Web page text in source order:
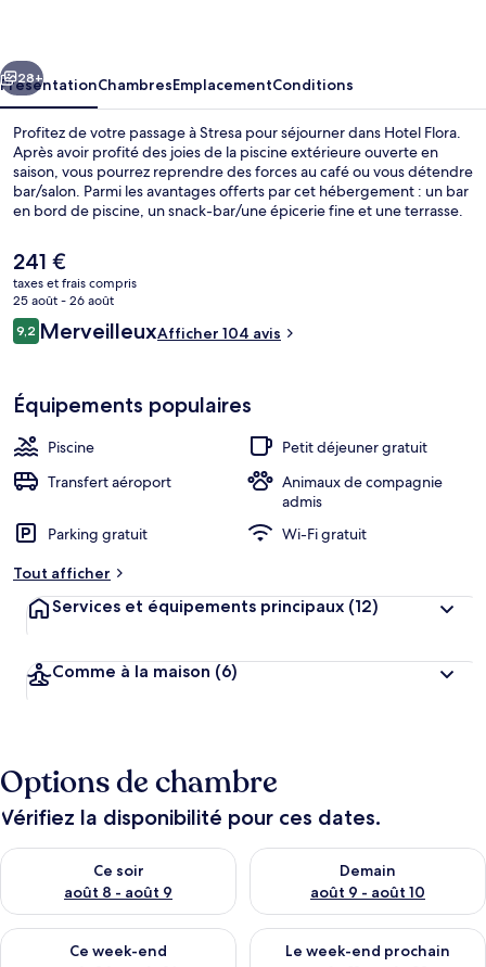
Suivant
28+
PrésentationChambresEmplacementConditions
Profitez de votre passage à Stresa pour séjourner dans Hotel Flora.
Après avoir profité des joies de la piscine extérieure ouverte en
saison, vous pourrez reprendre des forces au café ou vous détendre
bar/salon. Parmi les avantages offerts par cet hébergement : un bar
en bord de piscine, un snack-bar/une épicerie fine et une terrasse.
Le
prix
actuel
est
de
241 €
taxes et frais compris
25 août - 26 août
Avis
voyageurs
9,29,2 sur 10
MerveilleuxAfficher 104 avis
Équipements populaires
Piscine
Petit déjeuner gratuit
Transfert aéroport
Animaux de compagnie
admis
Parking gratuit
Wi-Fi gratuit
Tout afficher
Services et équipements principaux (12)
Comme à la maison (6)
Options de chambre
Vérifiez la disponibilité pour ces dates.
Ce soir
août 8 - août 9
Vérifier la disponibilité pour ce soir août 8 - août 9
Demain
août 9 - août 10
Vérifier la disponibilité pour
Ce week-end
Vérifier la disponibilité pour ce week-end août 14 - août 16
Le week-end prochain
Vérifier la disponibilité pour